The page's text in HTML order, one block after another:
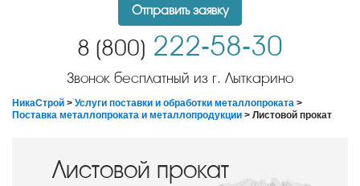
Отправить заявку
8 (800) 222-58-30
Звонок бесплатный из г. Лыткарино
НикаСтрой > Услуги поставки и обработки металлопроката >
Поставка металлопроката и металлопродукции > Листовой прокат
Листовой прокат